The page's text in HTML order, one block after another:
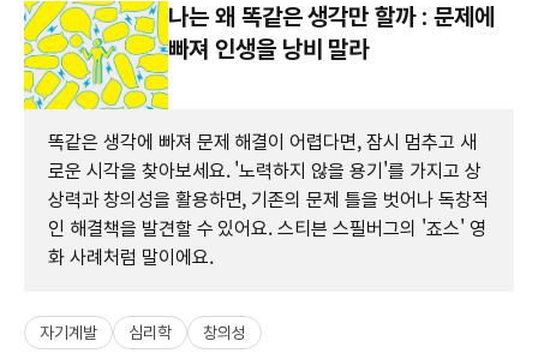
나는 왜 똑같은 생각만 할까 : 문제에
빠져 인생을 낭비 말라
똑같은 생각에 빠져 문제 해결이 어렵다면, 잠시 멈추고 새
로운 시각을 찾아보세요. '노력하지 않을 용기'를 가지고 상
상력과 창의성을 활용하면, 기존의 문제 틀을 벗어나 독창적
인 해결책을 발견할 수 있어요. 스티븐 스필버그의 '죠스' 영
화 사례처럼 말이에요.
자기계발 심리학 창의성